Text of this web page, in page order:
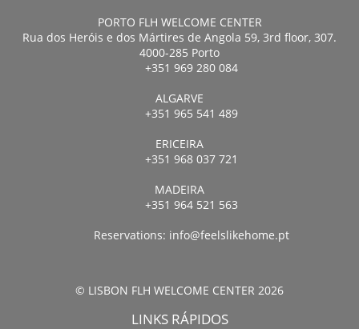
PORTO FLH WELCOME CENTER
Rua dos Heróis e dos Mártires de Angola 59, 3rd floor, 307.
4000-285 Porto
+351 969 280 084
ALGARVE
+351 965 541 489
ERICEIRA
+351 968 037 721
MADEIRA
+351 964 521 563
Reservations: info@feelslikehome.pt
© LISBON FLH WELCOME CENTER 2026
LINKS RÁPIDOS